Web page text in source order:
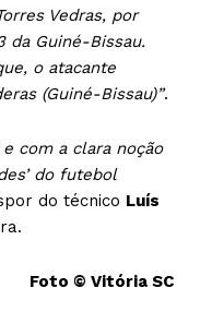
Vedras, por
da Guiné-Bissau.
o atacante
(Guiné-Bissau)”.
com a clara noção
do futebol
do técnico Luís
Foto © Vitória SC